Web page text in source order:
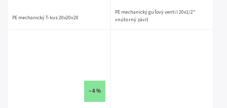
PE mechanický T-kus 20x20x20
PE mechanický guľový ventil 20x1/2"
vnútorný závit
–4 %